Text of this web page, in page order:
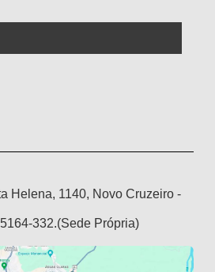
Helena, 1140, Novo Cruzeiro -
332.(Sede Própria)